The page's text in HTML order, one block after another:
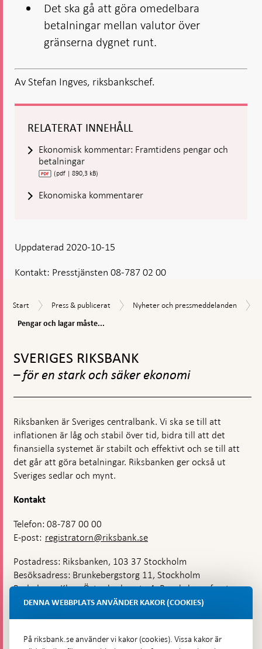
Det ska gå att göra omedelbara
betalningar mellan valutor över
gränserna dygnet runt.
Av Stefan Ingves, riksbankschef.
RELATERAT INNEHÅLL
Ekonomisk kommentar: Framtidens pengar och
betalningar
(pdf | 890,3 kB)
Ekonomiska kommentarer
Kontakt: Presstjänsten 08-787 02 00
Uppdaterad 2020-10-15
Start
Start
Press
publicerat
Press & publicerat
Nyheter
Nyheter och pressmeddelanden
Pengar
anpassas
till
digitaliseringen
Pengar och lagar måste...
toppnavigation
SVERIGES RIKSBANK
– för en stark och säker ekonomi
Riksbanken är Sveriges centralbank. Vi ska se till att
inflationen är låg och stabil över tid, bidra till att det
finansiella systemet är stabilt och effektivt och se till att
det går att göra betalningar. Riksbanken ger också ut
Sveriges sedlar och mynt.
Kontakt
Telefon: 08-787 00 00
E-post: registratorn@riksbank.se
Postadress: Riksbanken, 103 37 Stockholm
Besöksadress: Brunkebergstorg 11, Stockholm
Budadress: Klara Östra kyrkogata 4, Brunkebergsfaret,
Lastplats 6
DENNA WEBBPLATS ANVÄNDER KAKOR (COOKIES)
På riksbank.se använder vi kakor (cookies). Vissa kakor är